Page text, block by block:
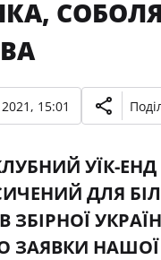
15:01
УЇК-ЕНД
ДЛЯ
ЗБІРНОЇ
ЗАЯВКИ НАШОЇ